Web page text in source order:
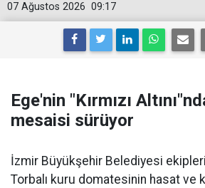
09:17
07 Ağustos 2026
Ege'nin "Kırmızı
mesaisi sürüyor
İzmir Büyükşehir Belediyesi
Torbalı kuru domatesinin hasat ve